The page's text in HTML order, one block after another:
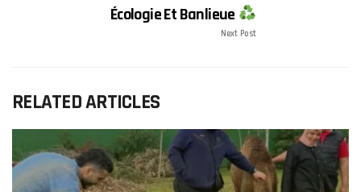
Écologie Et Banlieue
Next Post
RELATED ARTICLES